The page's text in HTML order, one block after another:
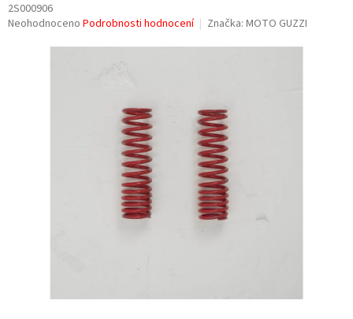
2S000906
Průměrné
Neohodnoceno Podrobnosti hodnocení Značka: MOTO GUZZI